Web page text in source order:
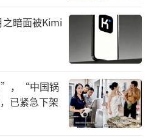
，“最长猪周期”是否结
示，4月末全国能繁母猪
环比下降0.1%，同比下降
2024年4月，能繁母猪存
。国泰君安研报显示，从
暗面被Kimi
”，“中国锅
已紧急下架